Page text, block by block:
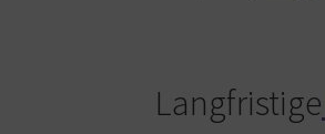
Langfristige